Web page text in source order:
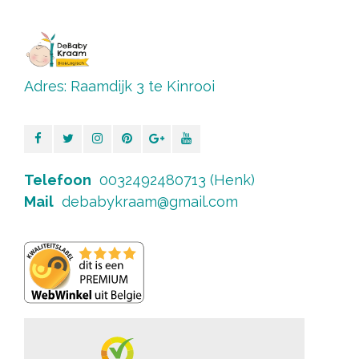
Adres: Raamdijk 3 te Kinrooi
Telefoon 0032492480713 (Henk)
Mail debabykraam@gmail.com